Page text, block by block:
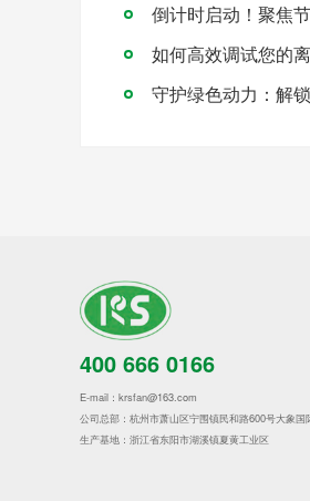
如何高效调试您的
守护绿色动力：解
400 666 0166
E-mail：krsfan@163.com
公司总部：杭州市萧山区宁围镇民和路600号大象国
生产基地：浙江省东阳市湖溪镇夏黄工业区